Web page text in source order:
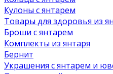
Кулоны с янтарем
Товары для здоровья из
Броши с янтарем
Комплекты из янтаря
Бернит
Украшения с янтарем и